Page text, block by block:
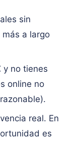
sin
a largo
no tienes
online no
real. En
es